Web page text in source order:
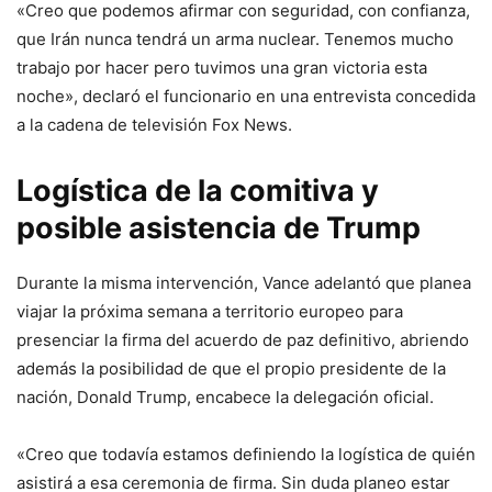
«Creo que podemos afirmar con seguridad, con confianza,
que Irán nunca tendrá un arma nuclear. Tenemos mucho
trabajo por hacer pero tuvimos una gran victoria esta
noche», declaró el funcionario en una entrevista concedida
a la cadena de televisión Fox News.
Logística de la comitiva y
posible asistencia de Trump
Durante la misma intervención, Vance adelantó que planea
viajar la próxima semana a territorio europeo para
presenciar la firma del acuerdo de paz definitivo, abriendo
además la posibilidad de que el propio presidente de la
nación, Donald Trump, encabece la delegación oficial.
«Creo que todavía estamos definiendo la logística de quién
asistirá a esa ceremonia de firma. Sin duda planeo estar